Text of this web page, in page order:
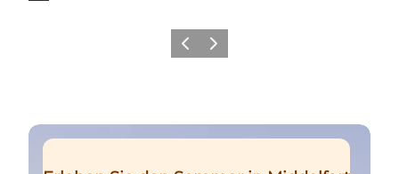
ZurückWeiter
Mehr erfahren